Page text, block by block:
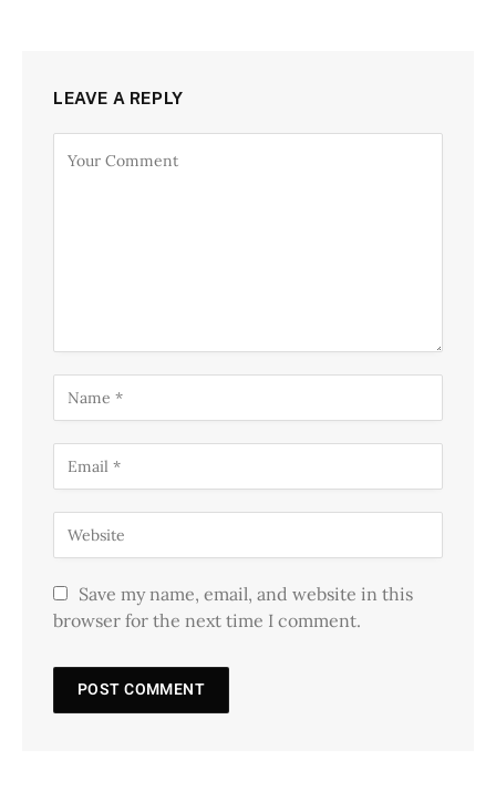
LEAVE A REPLY
Save my name, email, and website in this
browser for the next time I comment.